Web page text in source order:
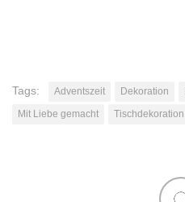
Tags: Adventszeit Dekoration
Mit Liebe gemacht
Tischdekoration